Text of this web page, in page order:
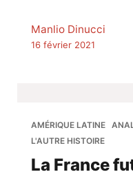
Manlio Dinucci
16 février 2021
AMÉRIQUE LATINE
L'AUTRE HISTOIRE
La France